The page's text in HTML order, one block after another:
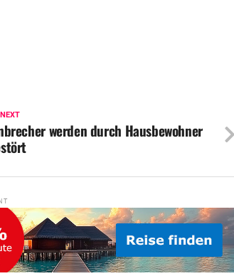
werden durch Hausbewohner